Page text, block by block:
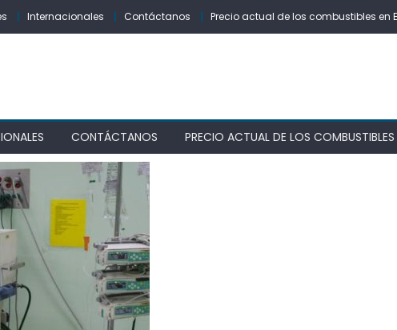
Internacionales Contáctanos Precio actual de los combustibles en
CONTÁCTANOS PRECIO ACTUAL DE LOS